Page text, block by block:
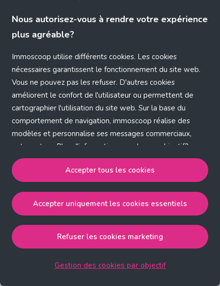
Nous autorisez-vous à rendre votre expérience
plus agréable?
Immoscoop utilise différents cookies. Les cookies
nécessaires garantissent le fonctionnement du site web.
Vous ne pouvez pas les refuser. D'autres cookies
améliorent le confort de l'utilisateur ou permettent de
cartographier l'utilisation du site web. Sur la base du
comportement de navigation, immoscoop réalise des
modèles et personnalise ses messages commerciaux,
entre autres. Plus d'informations sur chaque objectif?
Cliquez sur 'Gestion des cookies par objectif'.
Notre politique de cookies
Accepter tous les cookies
strictement nécessaires, performance, fonctionnalité et
publicité ciblée.
Accepter uniquement les cookies essentielsaccepte
les cookies strictement nécessaires.
Accepter tous les cookies
Accepter uniquement les cookies essentiels
Refuser les cookies marketing
Gestion des cookies par objectif
Application error: a client-side exception has occurred (see the
browser console for more information)